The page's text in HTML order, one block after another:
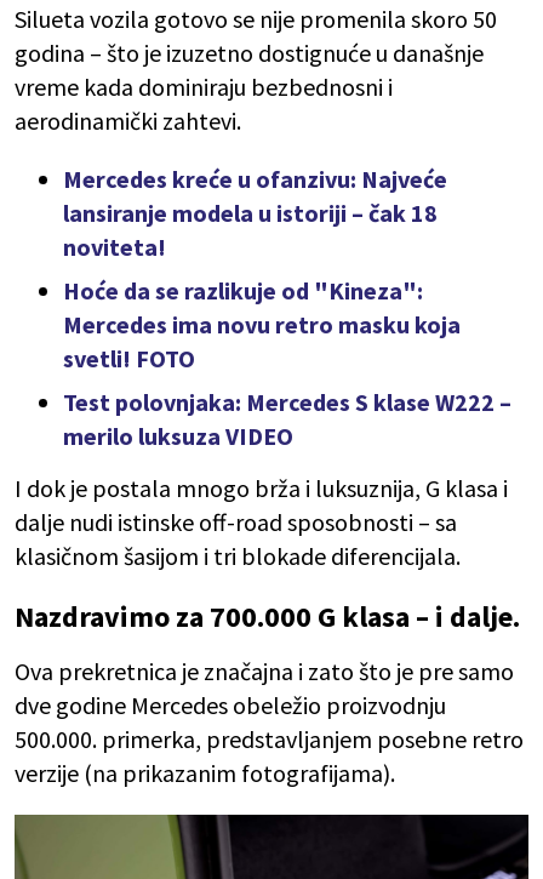
Silueta vozila gotovo se nije promenila skoro 50
godina – što je izuzetno dostignuće u današnje
vreme kada dominiraju bezbednosni i
aerodinamički zahtevi.
Mercedes kreće u ofanzivu: Najveće
lansiranje modela u istoriji – čak 18
noviteta!
Hoće da se razlikuje od "Kineza":
Mercedes ima novu retro masku koja
svetli! FOTO
Test polovnjaka: Mercedes S klase W222 –
merilo luksuza VIDEO
I dok je postala mnogo brža i luksuznija, G klasa i
dalje nudi istinske off-road sposobnosti – sa
klasičnom šasijom i tri blokade diferencijala.
Nazdravimo za 700.000 G klasa – i dalje.
Ova prekretnica je značajna i zato što je pre samo
dve godine Mercedes obeležio proizvodnju
500.000. primerka, predstavljanjem posebne retro
verzije (na prikazanim fotografijama).